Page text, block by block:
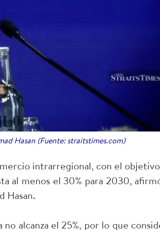
Hasan (Fuente: straitstimes.com)
intrarregional, con el
al menos el 30% para 2030,
Hasan.
alcanza el 25%, por lo que